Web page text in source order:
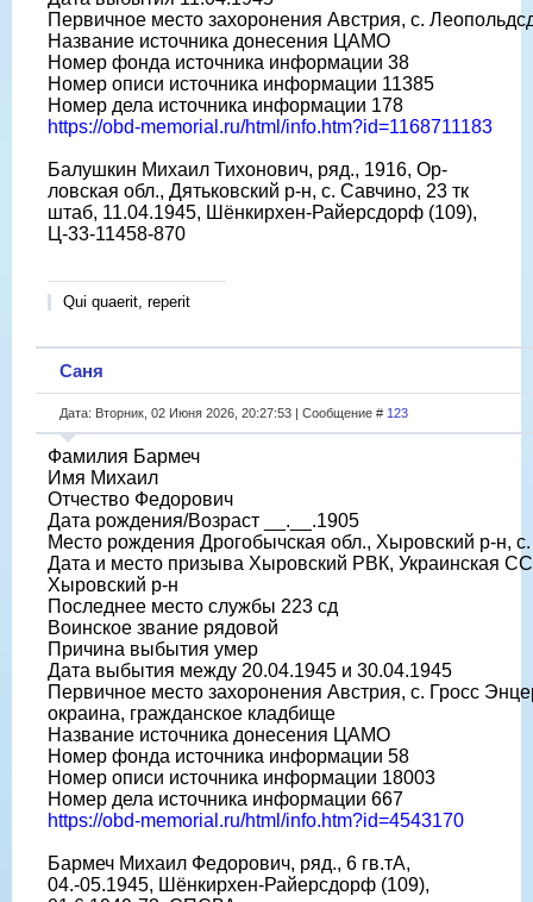
Первичное место захоронения Австрия, с.
Название источника донесения ЦАМО
Номер фонда источника информации 38
Номер описи источника информации 11385
Номер дела источника информации 178
https://obd-memorial.ru/html/info.htm?id=1168711183
Балушкин Михаил Тихонович, ряд., 1916, Ор-
ловская обл., Дятьковский р-н, с. Савчино, 23 тк
штаб, 11.04.1945, Шёнкирхен-Райерсдорф (109),
Ц-33-11458-870
Qui quaerit, reperit
Саня
Дата: Вторник, 02 Июня 2026, 20:27:53 | Сообщение # 123
Фамилия Бармеч
Имя Михаил
Отчество Федорович
Дата рождения/Возраст __.__.1905
Место рождения Дрогобычская обл., Хыровский р-н,
Дата и место призыва Хыровский РВК, Украинская
Хыровский р-н
Последнее место службы 223 сд
Воинское звание рядовой
Причина выбытия умер
Дата выбытия между 20.04.1945 и 30.04.1945
Первичное место захоронения Австрия, с. Гросс
окраина, гражданское кладбище
Название источника донесения ЦАМО
Номер фонда источника информации 58
Номер описи источника информации 18003
Номер дела источника информации 667
https://obd-memorial.ru/html/info.htm?id=4543170
Бармеч Михаил Федорович, ряд., 6 гв.тА,
04.-05.1945, Шёнкирхен-Райерсдорф (109),